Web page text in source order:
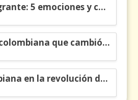
Resiliencia migrante: 5 emociones y cómo gestionarlas
Tatiana Toro: colombiana que cambió la historia de las matemáticas
Ciencia colombiana en la revolución de los órganos en chips